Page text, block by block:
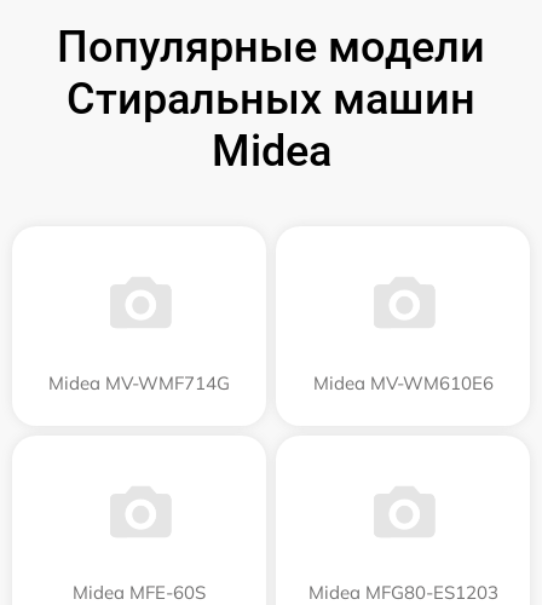
Популярные модели
Стиральных машин
Midea
Midea MV-WMF714G Midea MV-WM610E6
Midea MFE-60S Midea MFG80-ES1203